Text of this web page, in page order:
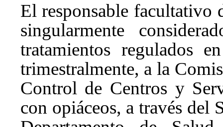
El responsable
singularmente
tratamientos regulados
trimestralmente, a la
Control de Centros y
con opiáceos, a través del